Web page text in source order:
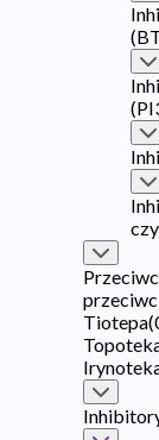
Tiotepa(